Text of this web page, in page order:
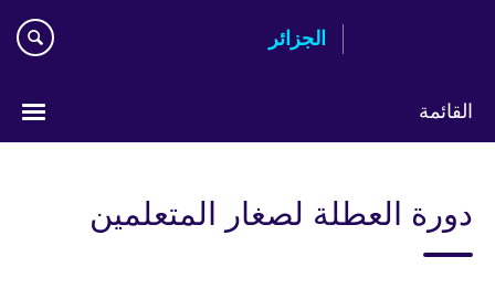
الجزائر
القائمة
language
دورة العطلة لصغار المتعلمين